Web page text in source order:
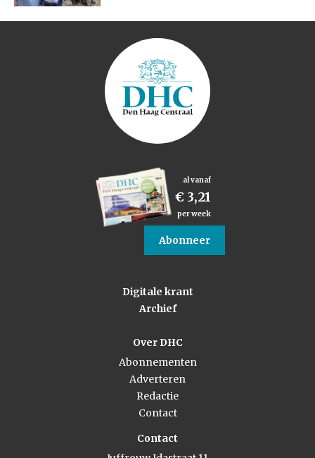
al vanaf
€ 3,21
per week
Abonneer
Digitale krant
Archief
Over DHC
Abonnementen
Adverteren
Redactie
Contact
Contact